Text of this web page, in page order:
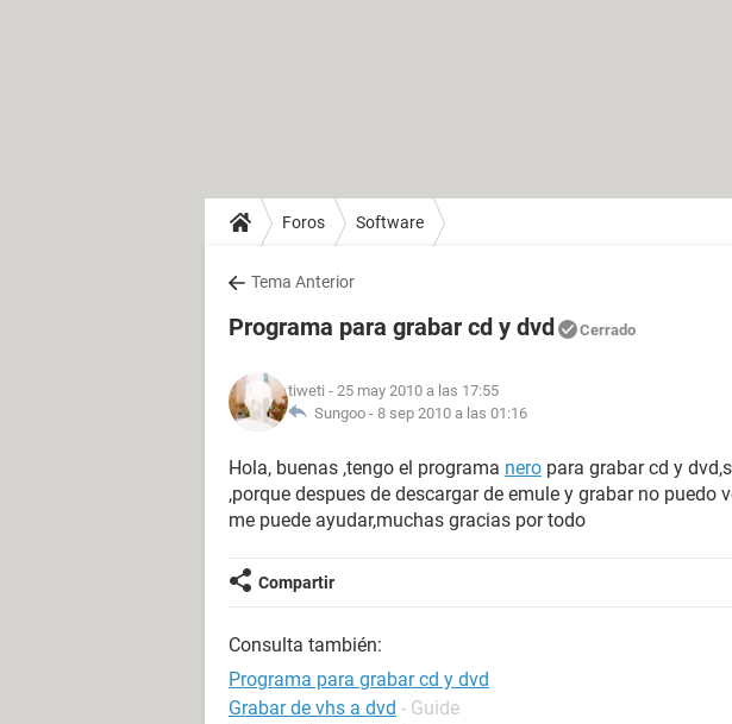
Foros Software
Tema Anterior
Programa para grabar cd y dvd Cerrado
tiweti - 25 may 2010 a las 17:55
Sungoo - 8 sep 2010 a las 01:16
Hola, buenas ,tengo el programa nero para grabar cd y
,porque despues de descargar de emule y grabar no puedo
me puede ayudar,muchas gracias por todo
Compartir
Consulta también:
Programa para grabar cd y dvd
Grabar de vhs a dvd - Guide